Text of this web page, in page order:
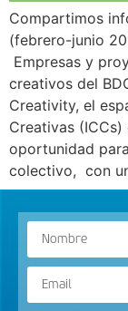
Compartimos
(febrero-junio
Empresas y
creativos del
Creativity, el
Creativas
oportunidad
colectivo, con